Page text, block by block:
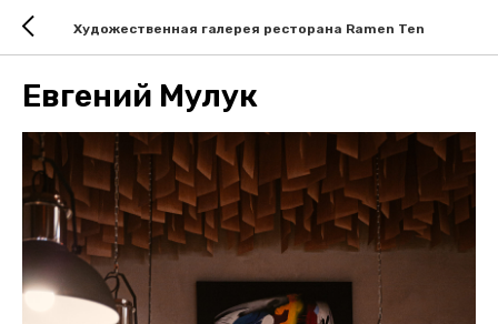
Художественная галерея ресторана Ramen Ten
Евгений Мулук